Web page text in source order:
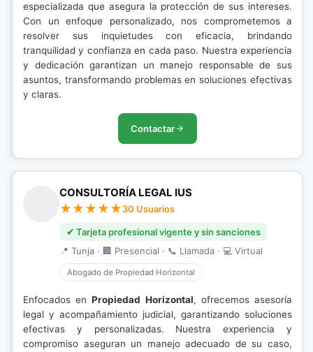
especializada que asegura la protección de sus intereses.
Con un enfoque personalizado, nos comprometemos a
resolver sus inquietudes con eficacia, brindando
tranquilidad y confianza en cada paso. Nuestra experiencia
y dedicación garantizan un manejo responsable de sus
asuntos, transformando problemas en soluciones efectivas
y claras.
Contactar
CONSULTORÍA LEGAL IUS
30 Usuarios
✔ Tarjeta profesional vigente y sin sanciones
📍 Tunja · 🏢 Presencial · 📞 Llamada · 💻 Virtual
Abogado de Propiedad Horizontal
Enfocados enPropiedad Horizontal, ofrecemos asesoría
legal y acompañamiento judicial, garantizando soluciones
efectivas y personalizadas. Nuestra experiencia y
compromiso aseguran un manejo adecuado de su caso,